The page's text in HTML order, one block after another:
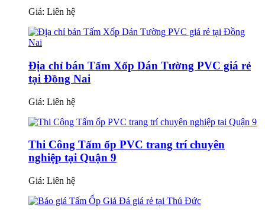
Giá: Liên hệ
Địa chỉ bán Tấm Xốp Dán Tường PVC giá rẻ
tại Đồng Nai
Giá: Liên hệ
Thi Công Tấm ốp PVC trang trí chuyên
nghiệp tại Quận 9
Giá: Liên hệ